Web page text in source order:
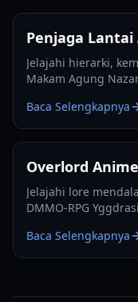
Penjaga
Jelajahi hierarki,
Makam Agung
Baca Selengkapnya
Overlord
Jelajahi lore
DMMO-RPG
Baca Selengkapnya